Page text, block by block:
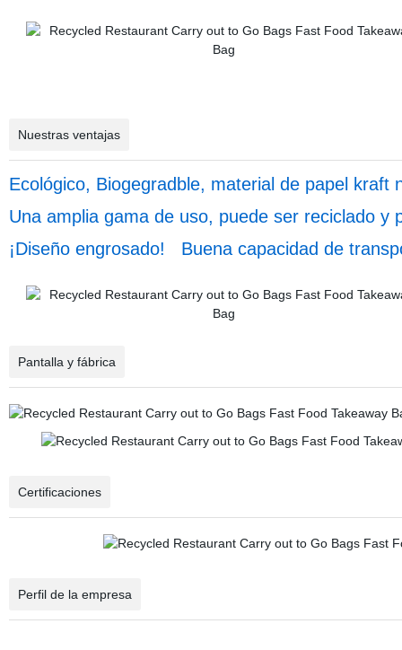
Nuestras ventajas
Ecológico, Biogegradble, material de papel kraft
Una amplia gama de uso, puede ser reciclado y
¡Diseño engrosado! Buena capacidad de
Pantalla y fábrica
Certificaciones
Perfil de la empresa